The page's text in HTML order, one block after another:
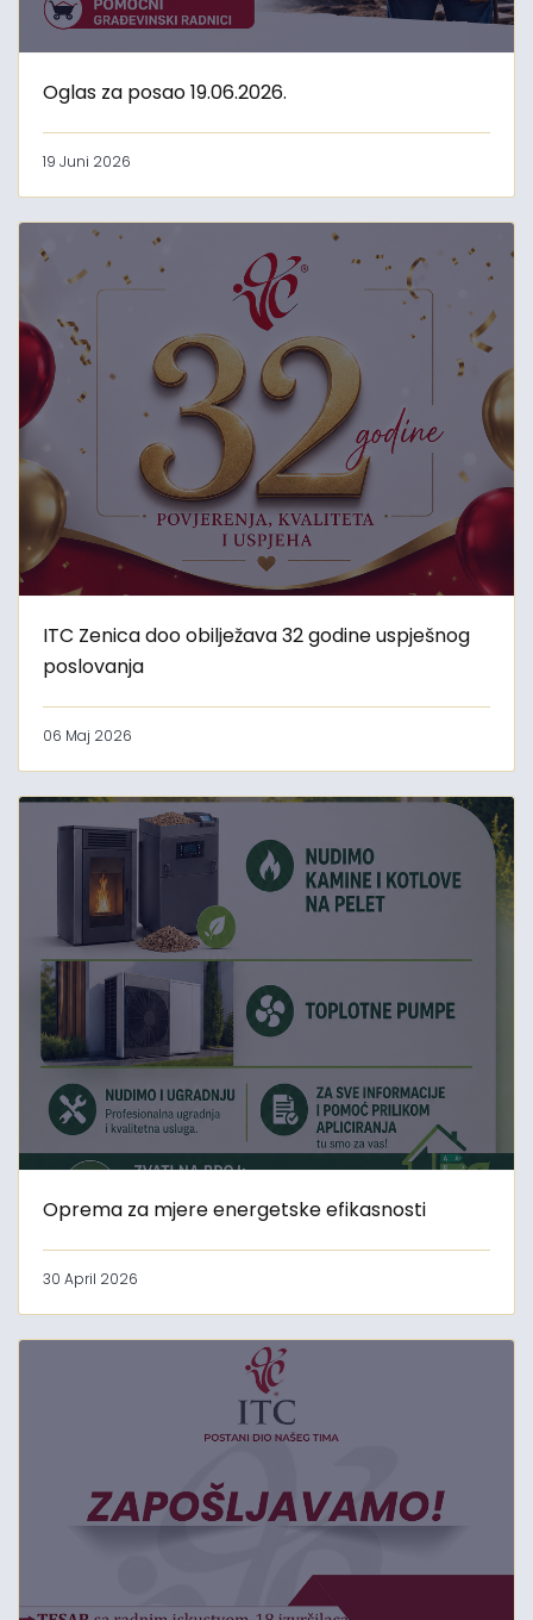
Oglas za posao 19.06.2026.
19 Juni 2026
ITC Zenica doo obilježava 32 godine uspješnog
poslovanja
06 Maj 2026
Oprema za mjere energetske efikasnosti
30 April 2026